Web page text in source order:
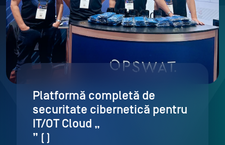
Platformă completă de
securitate cibernetică pentru
IT/OT Cloud „
” ( )